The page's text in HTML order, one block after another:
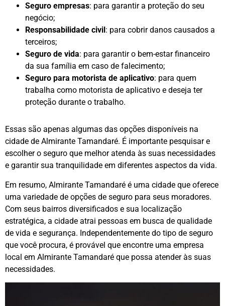
Seguro empresas: para garantir a proteção do seu
negócio;
Responsabilidade civil : para cobrir danos causados a
terceiros;
Seguro de vida: para garantir o bem-estar financeiro
da sua família em caso de falecimento;
Seguro para motorista de aplicativo: para quem
trabalha como motorista de aplicativo e deseja ter
proteção durante o trabalho.
Essas são apenas algumas das opções disponíveis na
cidade de Almirante Tamandaré. É importante pesquisar e
escolher o seguro que melhor atenda às suas necessidades
e garantir sua tranquilidade em diferentes aspectos da vida.
Em resumo, Almirante Tamandaré é uma cidade que oferece
uma variedade de opções de seguro para seus moradores.
Com seus bairros diversificados e sua localização
estratégica, a cidade atrai pessoas em busca de qualidade
de vida e segurança. Independentemente do tipo de seguro
que você procura, é provável que encontre uma empresa
local em Almirante Tamandaré que possa atender às suas
necessidades.